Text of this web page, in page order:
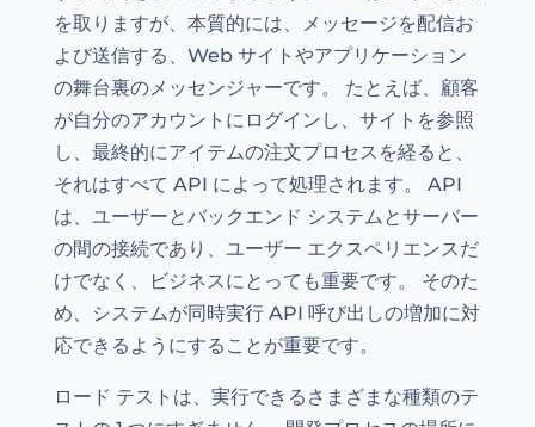
を取りますが、本質的には、メッセージを配信お
よび送信する、Web サイトやアプリケーション
の舞台裏のメッセンジャーです。 たとえば、顧客
が自分のアカウントにログインし、サイトを参照
し、最終的にアイテムの注文プロセスを経ると、
それはすべて API によって処理されます。 API
は、ユーザーとバックエンド システムとサーバー
の間の接続であり、ユーザー エクスペリエンスだ
けでなく、ビジネスにとっても重要です。 そのた
め、システムが同時実行 API 呼び出しの増加に対
応できるようにすることが重要です。
ロード テストは、実行できるさまざまな種類のテ